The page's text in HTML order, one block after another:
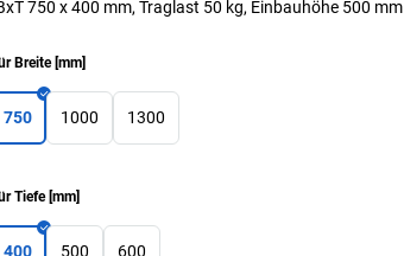
750 x 400 mm, Traglast 50 kg, Einbauhöhe 500 mm
Breite[mm]
750 1000 1300
Tiefe[mm]
400 500 600